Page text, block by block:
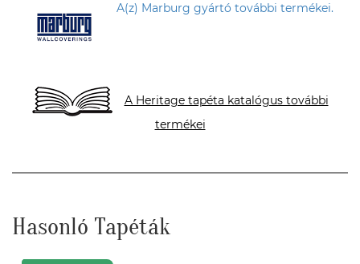
A(z) Marburg gyártó további termékei.
A Heritage tapéta katalógus további
termékei
Hasonló Tapéták